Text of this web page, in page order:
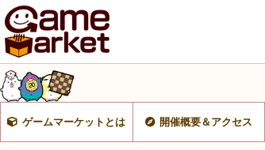
ゲームマーケットとは 開催概要＆アクセス